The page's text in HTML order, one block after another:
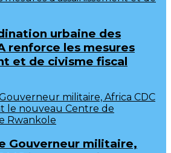
urbaine des
renforce les mesures
et de civisme fiscal
Gouverneur militaire,